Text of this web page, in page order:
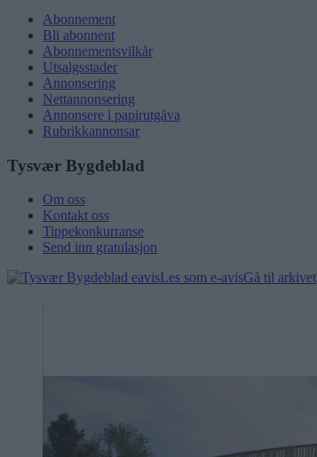
Abonnement
Bli abonnent
Abonnementsvilkår
Utsalgsstader
Annonsering
Nettannonsering
Annonsere i papirutgåva
Rubrikkannonsar
Tysvær Bygdeblad
Om oss
Kontakt oss
Tippekonkurranse
Send inn gratulasjon
Les som e-avisGå til arkivet